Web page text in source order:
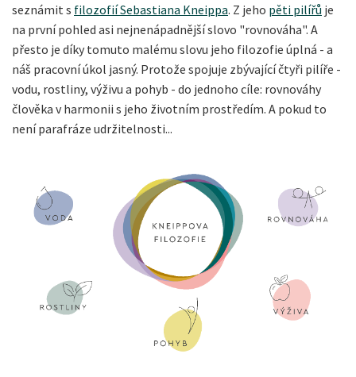
seznámit s filozofií Sebastiana Kneippa. Z jeho pěti pilířů je
na první pohled asi nejnenápadnější slovo "rovnováha". A
přesto je díky tomuto malému slovu jeho filozofie úplná - a
náš pracovní úkol jasný. Protože spojuje zbývající čtyři pilíře -
vodu, rostliny, výživu a pohyb - do jednoho cíle: rovnováhy
člověka v harmonii s jeho životním prostředím. A pokud to
není parafráze udržitelnosti...